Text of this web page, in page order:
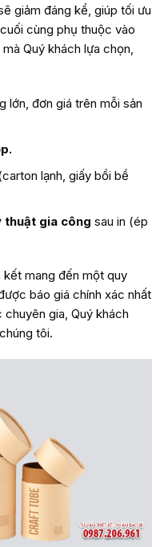
giảm đáng kể, giúp tối ưu
cùng phụ thuộc vào
Quý khách lựa chọn,
lớn, đơn giá trên mỗi sản
lạnh, giấy bồi bề
thuật gia công sau in (ép
kết mang đến một quy
báo giá chính xác nhất
gia, Quý khách
tôi.